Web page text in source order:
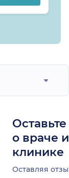
о враче
клинике
Оставляя